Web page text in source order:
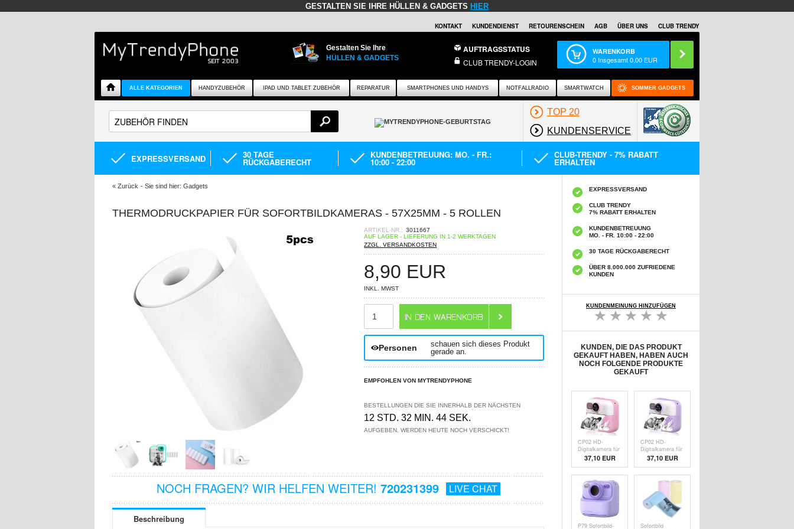
GESTALTEN SIE IHRE HÜLLEN & GADGETS HIER
KONTAKT KUNDENDIENST RETOURENSCHEIN AGB ÜBER UNS CLUB TRENDY
Gestalten Sie Ihre
HÜLLEN & GADGETS
AUFTRAGSSTATUS
CLUB TRENDY-LOGIN
WARENKORB
0 Insgesamt0,00 EUR
ALLE KATEGORIEN HANDYZUBEHÖR IPAD UND TABLET ZUBEHÖR REPARATUR SMARTPHONES UND HANDYS NOTFALLRADIO SMARTWATCH SOMMER GADGETS
TOP 20
KUNDENSERVICE
EXPRESSVERSAND 30 TAGE
RÜCKGABERECHT
KUNDENBETREUUNG: MO. - FR.:
10:00 - 22:00
CLUB-TRENDY - 7% RABATT
ERHALTEN
« Zurück - Sie sind hier: Gadgets
THERMODRUCKPAPIER FÜR SOFORTBILDKAMERAS - 57X25MM - 5 ROLLEN
ARTIKEL-NR.: 3011667
AUF LAGER - LIEFERUNG IN 1-2 WERKTAGEN
ZZGL. VERSANDKOSTEN
8,90 EUR
INKL. MWST
Personen
schauen sich dieses Produkt
gerade an.
EMPFOHLEN VON MYTRENDYPHONE
BESTELLUNGEN DIE SIE INNERHALB DER NÄCHSTEN
12 STD. 32 MIN. 43 SEK.
AUFGEBEN, WERDEN HEUTE NOCH VERSCHICKT!
NOCH FRAGEN? WIR HELFEN WEITER! 720231399 LIVE CHAT
Beschreibung
EXPRESSVERSAND
CLUB TRENDY
7% RABATT ERHALTEN
KUNDENBETREUUNG
MO. - FR. 10:00 - 22:00
30 TAGE RÜCKGABERECHT
ÜBER 8.000.000 ZUFRIEDENE
KUNDEN
KUNDENMEINUNG HINZUFÜGEN
KUNDEN, DIE DAS PRODUKT
GEKAUFT HABEN, HABEN AUCH
NOCH FOLGENDE PRODUKTE
GEKAUFT
CP02 HD-
Digitalkamera für
Kinder mit
Thermodrucker
und 32G TF-
Karte - Pink
37,10 EUR
CP02 HD-
Digitalkamera für
Kinder mit
Thermodrucker
und 32G TF-
Karte - lila
37,10 EUR
P79 Sofortbild-
Sofortbild